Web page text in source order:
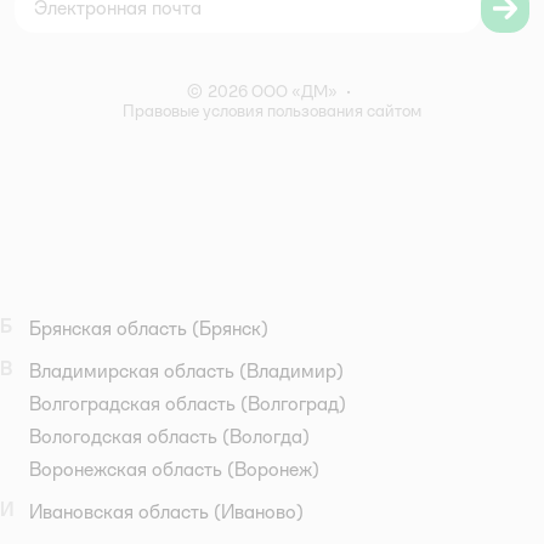
© 2026 ООО «ДМ» •
Правовые условия пользования сайтом
Брянская область (Брянск)
Владимирская область (Владимир)
Волгоградская область (Волгоград)
Вологодская область (Вологда)
Воронежская область (Воронеж)
Ивановская область (Иваново)